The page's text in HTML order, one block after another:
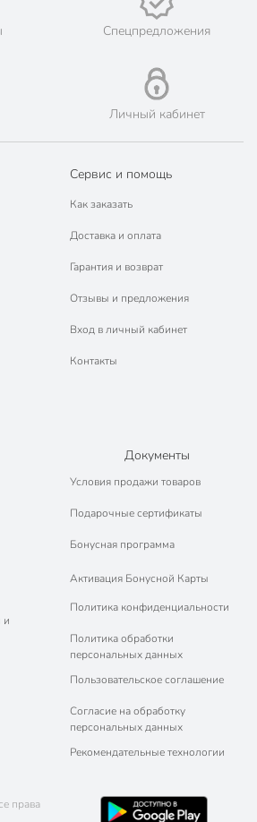
на сайте интернет-гипермаркета или
продукция. Интернет-гипермаркет
представитель ведущих мировых
Спецпредложения
Личный кабинет
Сервис и помощь
Как заказать
Доставка и оплата
Гарантия и возврат
Отзывы и предложения
Вход в личный кабинет
Контакты
и
Документы
Условия продажи товаров
Подарочные сертификаты
Бонусная программа
Активация Бонусной Карты
Политика конфиденциальности
Политика обработки
персональных данных
Пользовательское соглашение
Согласие на обработку
персональных данных
Рекомендательные технологии
права